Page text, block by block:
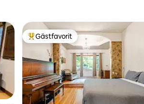
Populär gästfavorit
Gästfavorit